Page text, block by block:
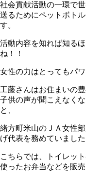
社会貢献活動の一環で
送るためにペットボト
す。
活動内容を知れば知る
ね！！
女性の力はとってもパワ
工藤さんはお住まいの
子供の声が聞こえなく
と、
緒方町米山のＪＡ女性
げ代表を務めていました
こちらでは、トイレッ
使ったお弁当などを販売